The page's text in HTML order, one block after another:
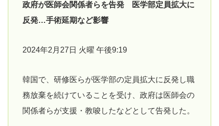
政府が医師会関係者らを告発 医学部定員拡大に
反発…手術延期など影響
2024年2月27日 火曜 午後9:19
韓国で、研修医らが医学部の定員拡大に反発し職
務放棄を続けていることを受け、政府は医師会の
関係者らが支援・教唆したなどとして告発した。